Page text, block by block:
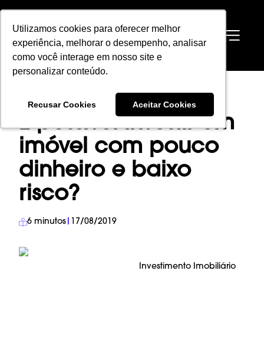
Utilizamos cookies para oferecer melhor
experiência, melhorar o desempenho, analisar
como você interage em nosso site e
personalizar conteúdo.
Recusar Cookies Aceitar Cookies
Utilizamos cookies para oferecer melhor
experiência, melhorar o desempenho, analisar
como você interage em nosso site e
personalizar conteúdo.
Recusar Cookies Aceitar Cookies
EN
INVESTIMENTO IMOBILIÁRIO
→
É POSSÍVEL INVESTIR EM IMÓVEL COM POUCO DINHEIRO E BAIXO RISCO?
É possível investir em
imóvel com pouco
dinheiro e baixo
risco?
6 minutos 17/08/2019
Investimento Imobiliário